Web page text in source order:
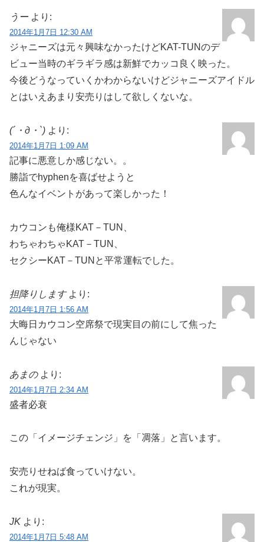
うー より:
2014年1月7日 12:30 AM
ジャニーズは元々興味なかったけどKAT-TUNのデ
ビュー当時のギラギラ感は新鮮でカッコ良く映った。
今後どうなっていくかわからないけどジャニーズアイドル
とはいえあまり安売りはして欲しくないな。
(´・д・`) より:
2014年1月7日 1:09 AM
記事に悪意しか感じない。。
勝詣でhyphenを喜ばせようと
色んなイベントがあって楽しかった！
カウコンも俺様KAT－TUN、
わちゃわちゃKAT－TUN、
セクシーKAT－TUNと平常運転でした。
担降りします より:
2014年1月7日 1:56 AM
大晦日カウコン空席祭で現実目の前にして焦った
んじゃない
あまの より:
2014年1月7日 2:34 AM
盛者必衰
この「イメージチェンジ」を「凋落」と言います。
安売りせねば食っていけない。
これが現実。
JK より:
2014年1月7日 5:48 AM